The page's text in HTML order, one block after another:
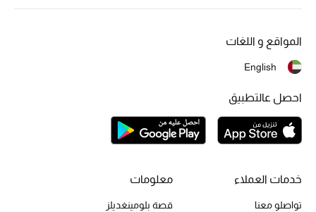
خدمات العملاء
تواصلو معنا
معلومات
قصة بلومينغديلز
المواقع و اللغات
English
احصل عالتطبيق